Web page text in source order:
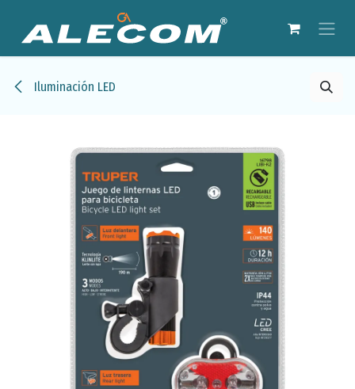
Iluminación LED